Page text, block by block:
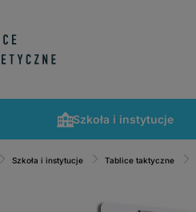
Szkoła i instytucje
Szkoła i instytucje Tablice taktyczne